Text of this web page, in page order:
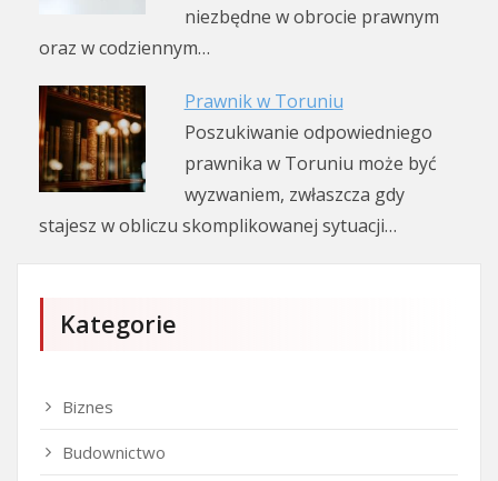
niezbędne w obrocie prawnym
oraz w codziennym…
Prawnik w Toruniu
Poszukiwanie odpowiedniego
prawnika w Toruniu może być
wyzwaniem, zwłaszcza gdy
stajesz w obliczu skomplikowanej sytuacji…
Kategorie
Biznes
Budownictwo